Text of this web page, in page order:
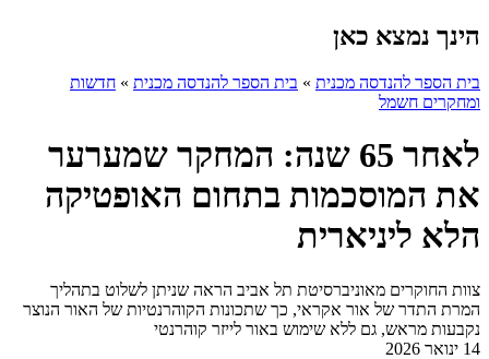
הינך נמצא כאן
בית הספר להנדסה מכנית » בית הספר להנדסה מכנית » חדשות
ומחקרים חשמל
לאחר 65 שנה: המחקר שמערער
את המוסכמות בתחום האופטיקה
הלא ליניארית
צוות החוקרים מאוניברסיטת תל אביב הראה שניתן לשלוט בתהליך
המרת התדר של אור אקראי, כך שתכונות הקוהרנטיות של האור הנוצר
נקבעות מראש, גם ללא שימוש באור לייזר קוהרנטי
14 ינואר 2026